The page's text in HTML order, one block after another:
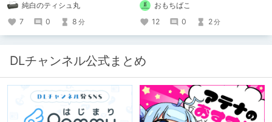
純白のティシュ丸
7
0 8 分
おもちばこ
12
0 2分
DLチャンネル公式まとめ